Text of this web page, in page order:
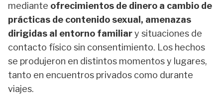
mediante ofrecimientos de dinero a cambio de
prácticas de contenido sexual, amenazas
dirigidas al entorno familiary situaciones de
contacto físico sin consentimiento. Los hechos
se produjeron en distintos momentos y lugares,
tanto en encuentros privados como durante
viajes.